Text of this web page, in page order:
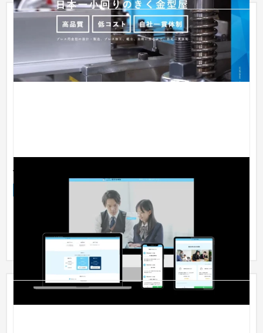
個別指導塾
学習塾・予備校
・教育業界向けの信頼感を意識したデザイン設計 ・青を基調と
し、安心感と誠実さを演出 ・塾の強み（合格実績・指導方針）
を明確...